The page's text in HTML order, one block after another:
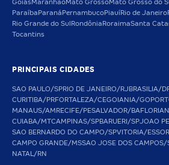
GoiásMaranhãoMato GrossoMato Grosso do
Paraíba Paraná PernambucoPiauíRio de Janeiro
Rio Grande do Sul Rondônia RoraimaSanta
Tocantins
PRINCIPAIS CIDADES
SAO PAULO/SPRIO DE JANEIRO/RJBRASILIA/
CURITIBA/PRFORTALEZA/CEGOIANIA/GO
MANAUS/AMRECIFE/PESALVADOR/BA
CUIABA/MTCAMPINAS/SPBARUERI/SPJOAO
SAO BERNARDO DO CAMPO/SPVITORIA/ES
CAMPO GRANDE/MSSAO JOSE DOS CAMPOS/
NATAL/RN